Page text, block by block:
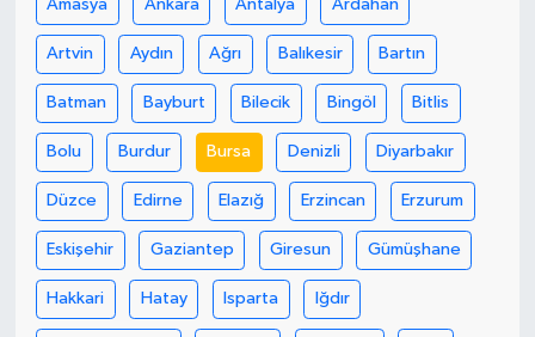
Amasya Ankara Antalya Ardahan
Artvin Aydın Ağrı Balıkesir Bartın
Batman Bayburt Bilecik Bingöl Bitlis
Bolu Burdur Bursa Denizli Diyarbakır
Düzce Edirne Elazığ Erzincan Erzurum
Eskişehir Gaziantep Giresun Gümüşhane
Hakkari Hatay Isparta Iğdır